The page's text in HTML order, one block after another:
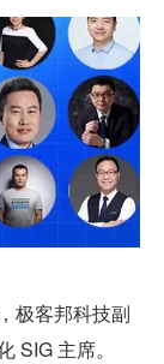
极客邦科技副
SIG 主席。